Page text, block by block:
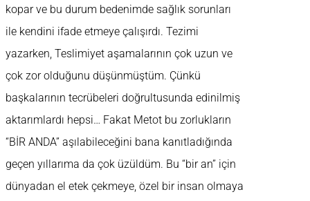
kopar ve bu durum bedenimde sağlık sorunları
ile kendini ifade etmeye çalışırdı. Tezimi
yazarken, Teslimiyet aşamalarının çok uzun ve
çok zor olduğunu düşünmüştüm. Çünkü
başkalarının tecrübeleri doğrultusunda edinilmiş
aktarımlardı hepsi… Fakat Metot bu zorlukların
“BİR ANDA” aşılabileceğini bana kanıtladığında
geçen yıllarıma da çok üzüldüm. Bu “bir an” için
dünyadan el etek çekmeye, özel bir insan olmaya